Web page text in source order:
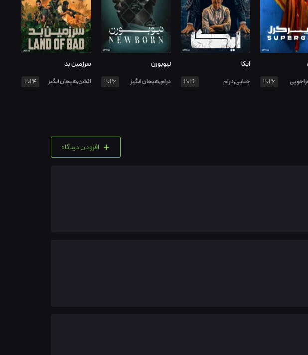
2026
ایکا
جنایی,درام 2026
نیوبورن
درام,هیجان انگیز 2026
سرزمین بد
اکشن,هیجان انگیز 2024
+ افزودن دیدگاه